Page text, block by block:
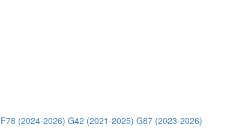
F78 (2024-2026) G42 (2021-2025) G87 (2023-2026)